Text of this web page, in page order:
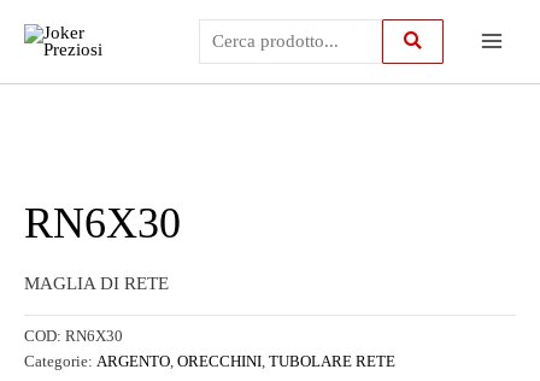
contenuto
RN6X30
MAGLIA DI RETE
COD: RN6X30
Categorie: ARGENTO, ORECCHINI, TUBOLARE RETE